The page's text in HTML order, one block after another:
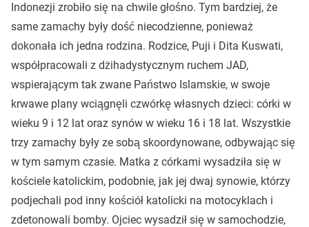
Indonezji zrobiło się na chwile głośno. Tym bardziej, że
same zamachy były dość niecodzienne, ponieważ
dokonała ich jedna rodzina. Rodzice, Puji i Dita Kuswati,
współpracowali z dżihadystycznym ruchem JAD,
wspierającym tak zwane Państwo Islamskie, w swoje
krwawe plany wciągnęli czwórkę własnych dzieci: córki w
wieku 9 i 12 lat oraz synów w wieku 16 i 18 lat. Wszystkie
trzy zamachy były ze sobą skoordynowane, odbywając się
w tym samym czasie. Matka z córkami wysadziła się w
kościele katolickim, podobnie, jak jej dwaj synowie, którzy
podjechali pod inny kościół katolicki na motocyklach i
zdetonowali bomby. Ojciec wysadził się w samochodzie,